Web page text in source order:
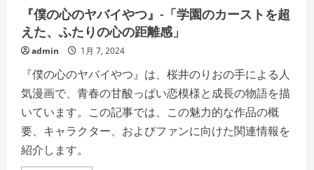
メ
ラ
の
詳
細
ご
覧
く
だ
い
『僕の心のヤバイやつ』-「学園のカーストを超
えた、ふたりの心の距離感」
admin 1月 7, 2024
『僕の心のヤバイやつ』は、桜井のりおの手による人
気漫画で、青春の甘酸っぱい恋模様と成長の物語を描
いています。この記事では、この魅力的な作品の概
要、キャラクター、およびファンに向けた関連情報を
紹介します。